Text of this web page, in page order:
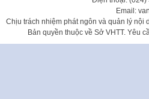
Email:
Chịu trách nhiệm phát ngôn và quản lý nội
Bản quyền thuộc về Sở VHTT. Yêu